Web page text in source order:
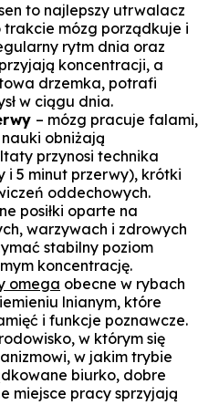
to najlepszy utrwalacz
mózg porządkuje i
rytm dnia oraz
koncentracji, a
drzemka, potrafi
w ciągu dnia.
– mózg pracuje falami,
obniżają
przynosi technika
i 5 minut przerwy), krótki
oddechowych.
posiłki oparte na
warzywach i zdrowych
stabilny poziom
koncentrację.
omega obecne w rybach
lnianym, które
i funkcje poznawcze.
w którym się
w jakim trybie
biurko, dobre
miejsce pracy sprzyjają